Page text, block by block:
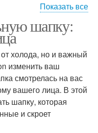
Сердцевидная форма
Убор по форме
Показать все
шапку:
холода, но и важный
изменить ваш
смотрелась на вас
вашего лица. В этой
шапку, которая
и скроет